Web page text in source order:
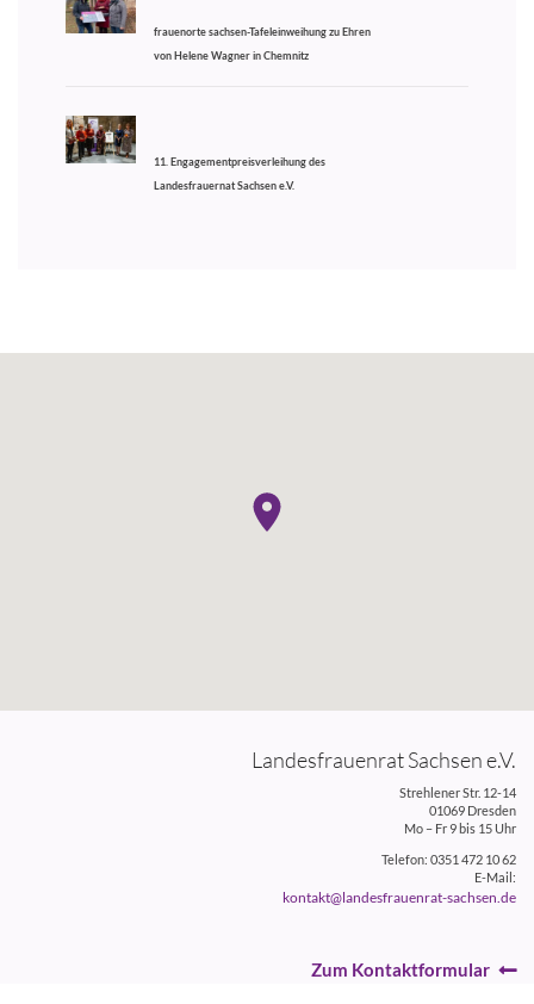
frauenorte sachsen-Tafeleinweihung zu Ehren
von Helene Wagner in Chemnitz
11. Engagementpreisverleihung des
Landesfrauernat Sachsen e.V.
Landesfrauenrat Sachsen e.V.
Strehlener Str. 12-14
01069 Dresden
Mo – Fr 9 bis 15 Uhr
Telefon: 0351 472 10 62
E-Mail:
kontakt@landesfrauenrat-sachsen.de
Zum Kontaktformular